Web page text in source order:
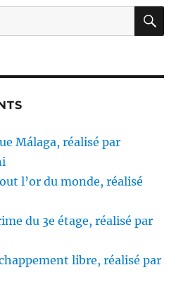
Un
aux
Málaga, réalisé par
l’or du monde, réalisé
du 3e étage, réalisé par
libre, réalisé par